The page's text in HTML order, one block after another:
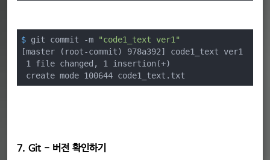
$ git commit -m
"code1_text ver1"
[master (root-commit) 978a392] code1_text ver1
1 file changed, 1 insertion(+)
create mode 100644 code1_text.txt
7. Git - 버전 확인하기